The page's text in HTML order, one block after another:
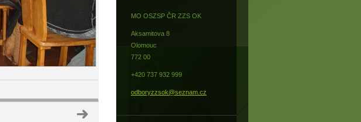
MO OSZSP ČR ZZS OK
Aksamitova 8
Olomouc
772 00
+420 737 932 999
odboryzzsok@seznam.cz